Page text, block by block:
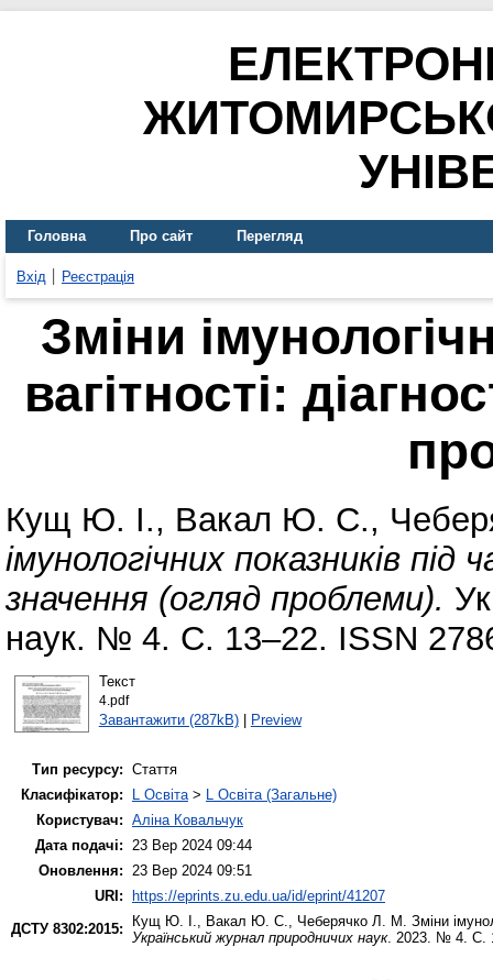
Головна Про сайт Перегляд
Вхід Реєстрація
Зміни
вагітності:
Кущ Ю. І., Вакал Ю. С.,
імунологічних показників
значення (огляд проблеми).
наук. № 4. С. 13–22. ISSN
Текст
4.pdf
Завантажити (287kB)| Preview
Тип ресурсу: Стаття
Класифікатор:
L Освіта> L Освіта (Загальне)
Користувач: Аліна Ковальчук
Дата подачі: 23 Вер 2024 09:44
Оновлення: 23 Вер 2024 09:51
URI:
https://eprints.zu.edu.ua/id/eprint/41207
ДСТУ 8302:2015:
Кущ Ю. І., Вакал Ю. С., Чеберячко Л. М. Зміни
Український журнал природничих наук. 2023. № 4. С.